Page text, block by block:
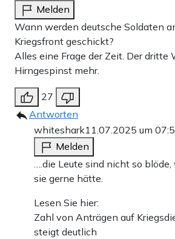
Melden
Wann werden deutsche Soldaten
Kriegsfront geschickt?
Alles eine Frage der Zeit. Der dritte
Hirngespinst mehr.
27
Antworten
whiteshark11.07.2025 um
Melden
….die Leute sind nicht so blöde,
sie gerne hätte.
Lesen Sie hier:
Zahl von Anträgen auf
steigt deutlich